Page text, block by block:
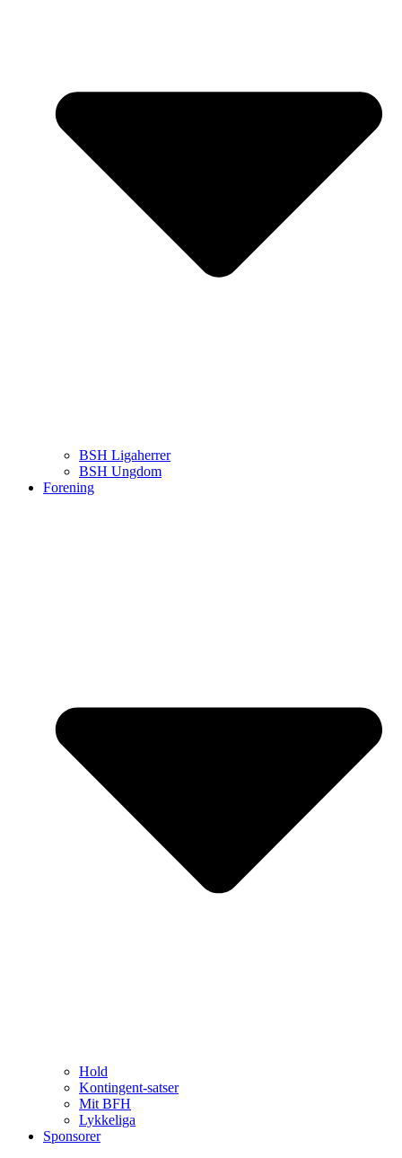
BSH Ligaherrer
BSH Ungdom
Forening
Hold
Kontingent-satser
Mit BFH
Lykkeliga
Sponsorer